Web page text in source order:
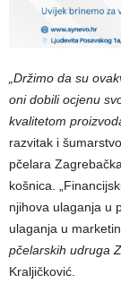
„Držimo da su
oni dobili ocjenu
kvalitetom
razvitak i
pčelara
košnica.
njihova ulaganja u
ulaganja u
pčelarskih udruga
Kraljičković.